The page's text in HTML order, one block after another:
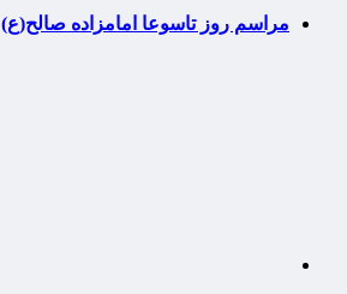
مراسم روز تاسوعا امامزاده صالح(ع)